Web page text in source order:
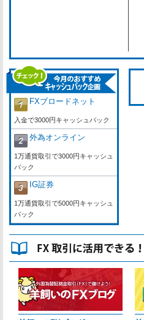
FXブロードネット
入金で3000円キャッシュバック
外為オンライン
1万通貨取引で3000円キャッシュ
バック
IG証券
1万通貨取引で5000円キャッシュ
バック